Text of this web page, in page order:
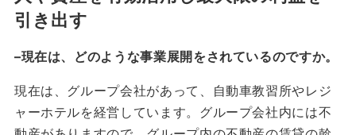
引き出す
–現在は、どのような事業展開をされているのですか。
現在は、グループ会社があって、自動車教習所やレジ
ャーホテルを経営しています。グループ会社内には不